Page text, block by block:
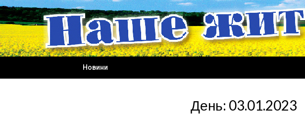
Skip
to
content
Новини
День: 03.01.2023